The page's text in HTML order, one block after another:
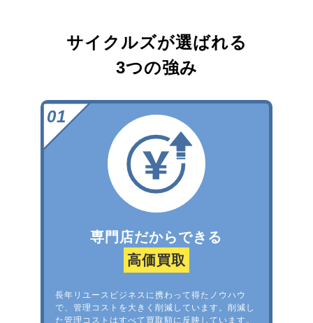
サイクルズが選ばれる
3つの強み
専門店だからできる
高価買取
長年リユースビジネスに携わって得たノウハウ
で、管理コストを大きく削減しています。削減し
た管理コストはすべて買取額に反映しています。